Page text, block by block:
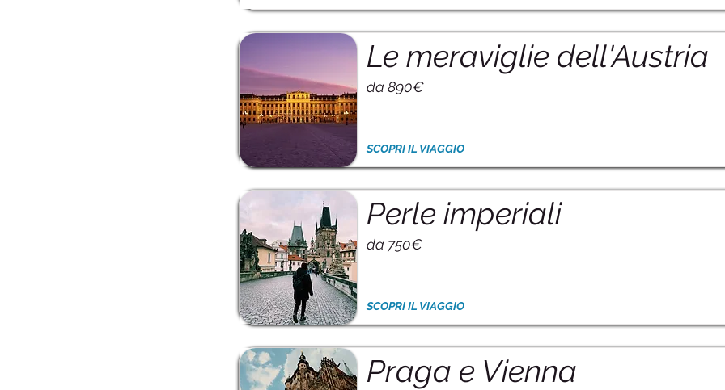
Le meraviglie dell'Austria
da 890€
SCOPRI IL VIAGGIO
Perle imperiali
da 750€
SCOPRI IL VIAGGIO
Praga e Vienna